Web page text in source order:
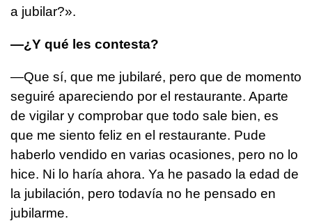
a jubilar?».
—¿Y qué les contesta?
—Que sí, que me jubilaré, pero que de momento
seguiré apareciendo por el restaurante. Aparte
de vigilar y comprobar que todo sale bien, es
que me siento feliz en el restaurante. Pude
haberlo vendido en varias ocasiones, pero no lo
hice. Ni lo haría ahora. Ya he pasado la edad de
la jubilación, pero todavía no he pensado en
jubilarme.